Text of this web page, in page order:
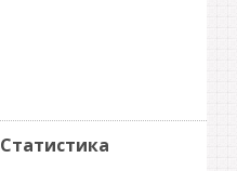
Статистика